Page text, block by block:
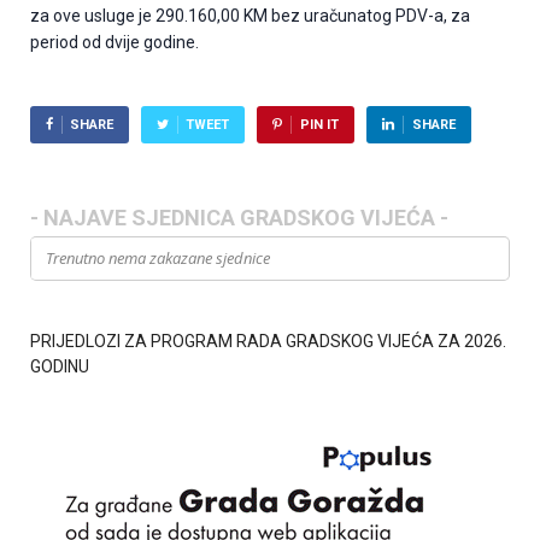
za ove usluge je 290.160,00 KM bez uračunatog PDV-a, za
period od dvije godine.
SHARE TWEET PIN IT SHARE
- NAJAVE SJEDNICA GRADSKOG VIJEĆA -
Trenutno nema zakazane sjednice
PRIJEDLOZI ZA PROGRAM RADA GRADSKOG VIJEĆA ZA 2026.
GODINU